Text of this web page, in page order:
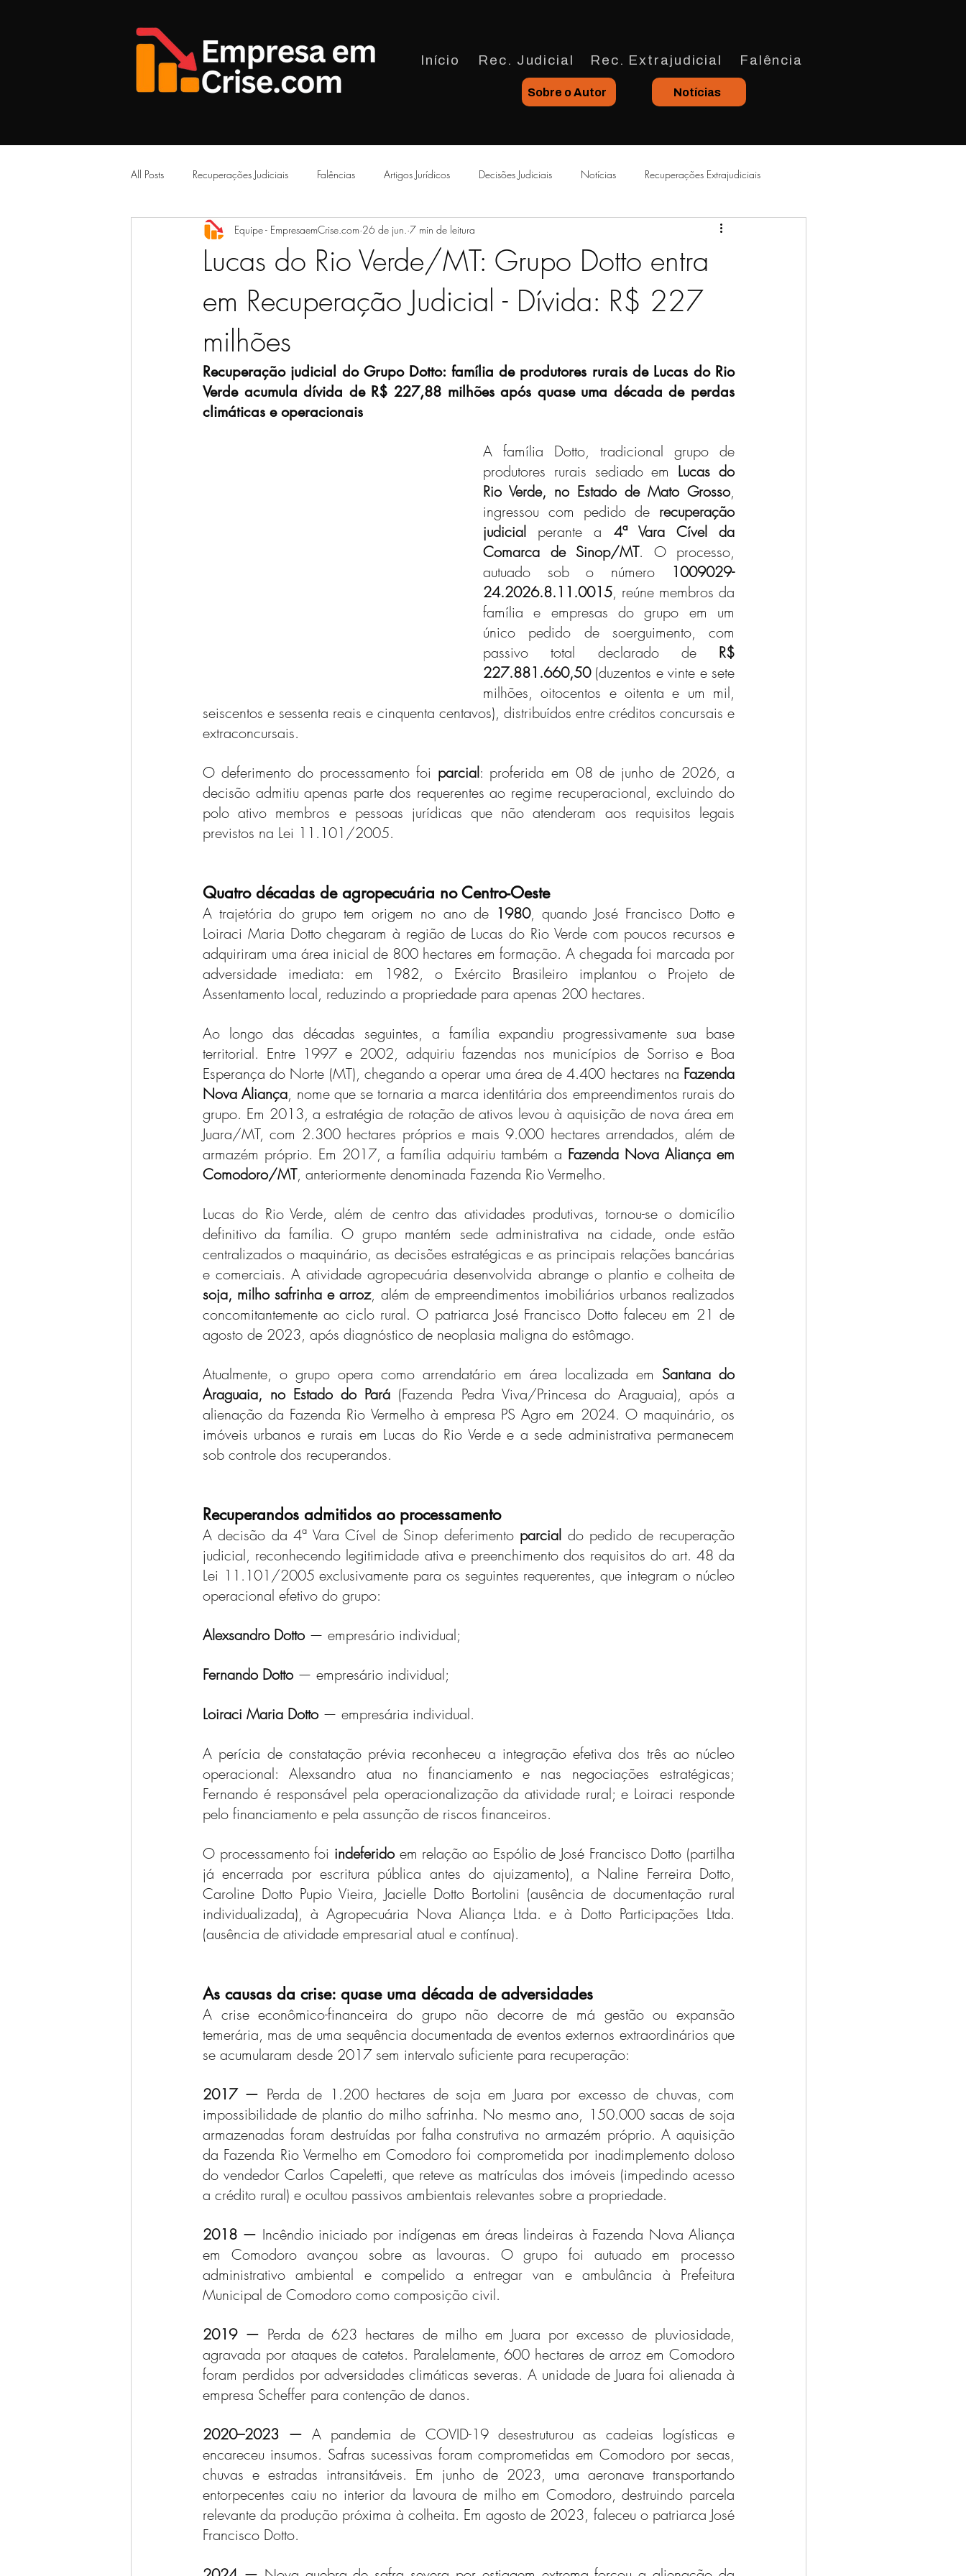
Início Rec. Judicial Rec. Extrajudicial Falência
Sobre o Autor Notícias
All Posts Recuperações Judiciais Falências Artigos Jurídicos Decisões Judiciais Notícias Recuperações Extrajudiciais
Artigos Jurídicos Decisões Judiciais Comentadas
Lucas do Rio Verde/MT: Grupo Dotto entra
em Recuperação Judicial - Dívida: R$ 227
milhões
Equipe - EmpresaemCrise.com 26 de jun. 7 min de leitura
Recuperação judicial do Grupo Dotto: família de produtores rurais de Lucas do Rio
Verde acumula dívida de R$ 227,88 milhões após quase uma década de perdas
climáticas e operacionais
A família Dotto, tradicional grupo de
produtores rurais sediado em Lucas do
Rio Verde, no Estado de Mato Grosso,
ingressou com pedido de recuperação
judicial perante a 4ª Vara Cível da
Comarca de Sinop/MT. O processo,
autuado sob o número
1009029-
24.2026.8.11.0015, reúne membros da
família e empresas do grupo em um
único pedido de soerguimento, com
passivo total declarado de R$
227.881.660,50 (duzentos e vinte e sete
milhões, oitocentos e oitenta e um mil,
seiscentos e sessenta reais e cinquenta centavos), distribuídos entre créditos concursais e
extraconcursais.
O deferimento do processamento foi parcial: proferida em 08 de junho de 2026, a
decisão admitiu apenas parte dos requerentes ao regime recuperacional, excluindo do
polo ativo membros e pessoas jurídicas que não atenderam aos requisitos legais
previstos na Lei 11.101/2005.
Quatro décadas de agropecuária no Centro-Oeste
A trajetória do grupo tem origem no ano de 1980, quando José Francisco Dotto e
Loiraci Maria Dotto chegaram à região de Lucas do Rio Verde com poucos recursos e
adquiriram uma área inicial de 800 hectares em formação. A chegada foi marcada por
adversidade imediata: em 1982, o Exército Brasileiro implantou o Projeto de
Assentamento local, reduzindo a propriedade para apenas 200 hectares.
Ao longo das décadas seguintes, a família expandiu progressivamente sua base
territorial. Entre 1997 e 2002, adquiriu fazendas nos municípios de Sorriso e Boa
Esperança do Norte (MT), chegando a operar uma área de 4.400 hectares na Fazenda
Nova Aliança, nome que se tornaria a marca identitária dos empreendimentos rurais do
grupo. Em 2013, a estratégia de rotação de ativos levou à aquisição de nova área em
Juara/MT, com 2.300 hectares próprios e mais 9.000 hectares arrendados, além de
armazém próprio. Em 2017, a família adquiriu também a Fazenda Nova Aliança em
Comodoro/MT, anteriormente denominada Fazenda Rio Vermelho.
Lucas do Rio Verde, além de centro das atividades produtivas, tornou-se o domicílio
definitivo da família. O grupo mantém sede administrativa na cidade, onde estão
centralizados o maquinário, as decisões estratégicas e as principais relações bancárias
soja, milho safrinha e arroz, além de empreendimentos imobiliários urbanos realizados
concomitantemente ao ciclo rural. O patriarca José Francisco Dotto faleceu em 21 de
agosto de 2023, após diagnóstico de neoplasia maligna do estômago.
Atualmente, o grupo opera como arrendatário em área localizada em Santana do
Araguaia, no Estado do Pará (Fazenda Pedra Viva/Princesa do Araguaia), após a
alienação da Fazenda Rio Vermelho à empresa PS Agro em 2024. O maquinário, os
imóveis urbanos e rurais em Lucas do Rio Verde e a sede administrativa permanecem
sob controle dos recuperandos.
Recuperandos admitidos ao processamento
A decisão da 4ª Vara Cível de Sinop deferimento parcial do pedido de recuperação
judicial, reconhecendo legitimidade ativa e preenchimento dos requisitos do art. 48 da
Lei 11.101/2005 exclusivamente para os seguintes requerentes, que integram o núcleo
operacional efetivo do grupo:
Alexsandro Dotto — empresário individual;
Fernando Dotto — empresário individual;
Loiraci Maria Dotto — empresária individual.
A perícia de constatação prévia reconheceu a integração efetiva dos três ao núcleo
operacional: Alexsandro atua no financiamento e nas negociações estratégicas;
Fernando é responsável pela operacionalização da atividade rural; e Loiraci responde
pelo financiamento e pela assunção de riscos financeiros.
O processamento foi indeferido em relação ao Espólio de José Francisco Dotto (partilha
já encerrada por escritura pública antes do ajuizamento), a Naline Ferreira Dotto,
Caroline Dotto Pupio Vieira, Jacielle Dotto Bortolini (ausência de documentação rural
individualizada), à Agropecuária Nova Aliança Ltda. e à Dotto Participações Ltda.
(ausência de atividade empresarial atual e contínua).
As causas da crise: quase uma década de adversidades
A crise econômico-financeira do grupo não decorre de má gestão ou expansão
temerária, mas de uma sequência documentada de eventos externos extraordinários que
se acumularam desde 2017 sem intervalo suficiente para recuperação:
2017 — Perda de 1.200 hectares de soja em Juara por excesso de chuvas, com
impossibilidade de plantio do milho safrinha. No mesmo ano, 150.000 sacas de soja
armazenadas foram destruídas por falha construtiva no armazém próprio. A aquisição
da Fazenda Rio Vermelho em Comodoro foi comprometida por inadimplemento doloso
do vendedor Carlos Capeletti, que reteve as matrículas dos imóveis (impedindo acesso
a crédito rural) e ocultou passivos ambientais relevantes sobre a propriedade.
2018 — Incêndio iniciado por indígenas em áreas lindeiras à Fazenda Nova Aliança
em Comodoro avançou sobre as lavouras. O grupo foi autuado em processo
administrativo ambiental e compelido a entregar van e ambulância à Prefeitura
Municipal de Comodoro como composição civil.
2019 — Perda de 623 hectares de milho em Juara por excesso de pluviosidade,
agravada por ataques de catetos. Paralelamente, 600 hectares de arroz em Comodoro
foram perdidos por adversidades climáticas severas. A unidade de Juara foi alienada à
empresa Scheffer para contenção de danos.
2020–2023 — A pandemia de COVID-19 desestruturou as cadeias logísticas e
encareceu insumos. Safras sucessivas foram comprometidas em Comodoro por secas,
chuvas e estradas intransitáveis. Em junho de 2023, uma aeronave transportando
entorpecentes caiu no interior da lavoura de milho em Comodoro, destruindo parcela
relevante da produção próxima à colheita. Em agosto de 2023, faleceu o patriarca José
Francisco Dotto.